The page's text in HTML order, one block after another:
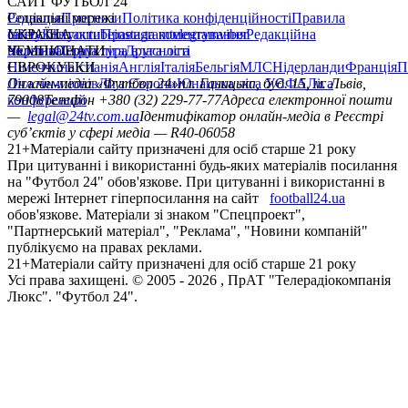
РедакціяПрогнозиПолітика конфіденційностіПравила
сайтуКонтактиПравила коментуванняРедакційна
політикаСтруктура власності
Соціальні мережі
facebookxyoutubeinstagramtelegramviber
УКРАЇНА
УкраїнаПерша лігаДруга ліга
ЧЕМПІОНАТИ
НімеччинаІспаніяАнгліяІталіяБельгіяМЛСНідерландиФранція
ЄВРОКУБКИ
Ліга чемпіонівЛіга ЄвропиЮнацька ліга УЄФАЛіга
конференцій
Онлайн-медіа «Футбол 24»пл. Галицька, буд. 15, м. Львів,
79008Телефон +380 (32) 229-77-77Адреса електронної пошти
— legal@24tv.com.uaІдентифікатор онлайн-медіа в Реєстрі
суб’єктів у сфері медіа — R40-06058
21+Матеріали сайту призначені для осіб старше 21 року
При цитуванні і використанні будь-яких матеріалів посилання
на "Футбол 24" обов'язкове. При цитуванні і використанні в
мережі Інтернет гіперпосилання на сайт
football24.ua
обов'язкове. Матеріали зі знаком "Спецпроект",
"Партнерський матеріал", "Реклама", "Новини компаній"
публікуємо на правах реклами.
21+Матеріали сайту призначені для осіб старше 21 року
Усi права захищенi. © 2005 - 2026 , ПрАТ "Телерадіокомпанія
Люкс". "Футбол 24".